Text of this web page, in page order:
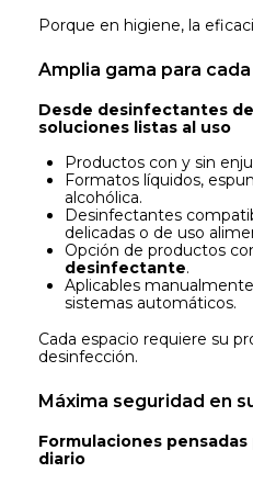
Porque en higiene, la
Amplia gama para
Desde desinfectantes
soluciones listas al uso
Productos con y sin
Formatos líquidos,
alcohólica.
Desinfectantes
delicadas o de uso
Opción de productos
desinfectante.
Aplicables
sistemas automáticos.
Cada espacio requiere su
desinfección.
Máxima seguridad en
Formulaciones
diario